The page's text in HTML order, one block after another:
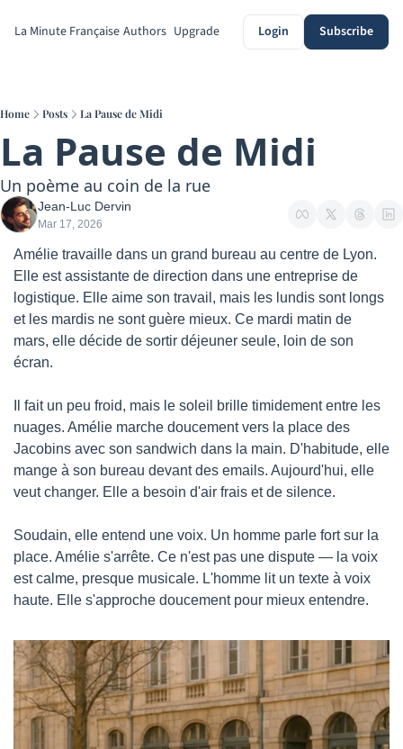
La Minute Française Authors Upgrade Login Subscribe
Home Posts La Pause de Midi
La Pause de Midi
Un poème au coin de la rue
Jean-Luc Dervin
Mar 17, 2026
Amélie travaille dans un grand bureau au centre de Lyon.
Elle est assistante de direction dans une entreprise de
logistique. Elle aime son travail, mais les lundis sont longs
et les mardis ne sont guère mieux. Ce mardi matin de
mars, elle décide de sortir déjeuner seule, loin de son
écran.
Il fait un peu froid, mais le soleil brille timidement entre les
nuages. Amélie marche doucement vers la place des
Jacobins avec son sandwich dans la main. D'habitude, elle
mange à son bureau devant des emails. Aujourd'hui, elle
veut changer. Elle a besoin d'air frais et de silence.
Soudain, elle entend une voix. Un homme parle fort sur la
place. Amélie s'arrête. Ce n'est pas une dispute — la voix
est calme, presque musicale. L'homme lit un texte à voix
haute. Elle s'approche doucement pour mieux entendre.